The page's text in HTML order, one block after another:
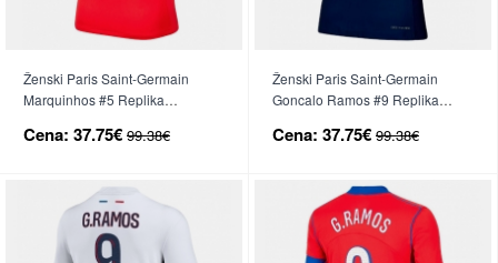
Ženski Paris Saint-Germain
Marquinhos #5 Replika
Kratek Rokav
Cena: 37.75€ 99.38€
Ženski Paris Saint-Germain
Goncalo Ramos #9 Replika
26 Kratek Rokav
Cena: 37.75€ 99.38€